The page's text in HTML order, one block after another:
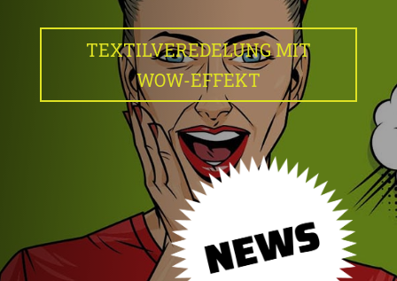
TEXTILVEREDELUNG MIT
WOW-EFFEKT